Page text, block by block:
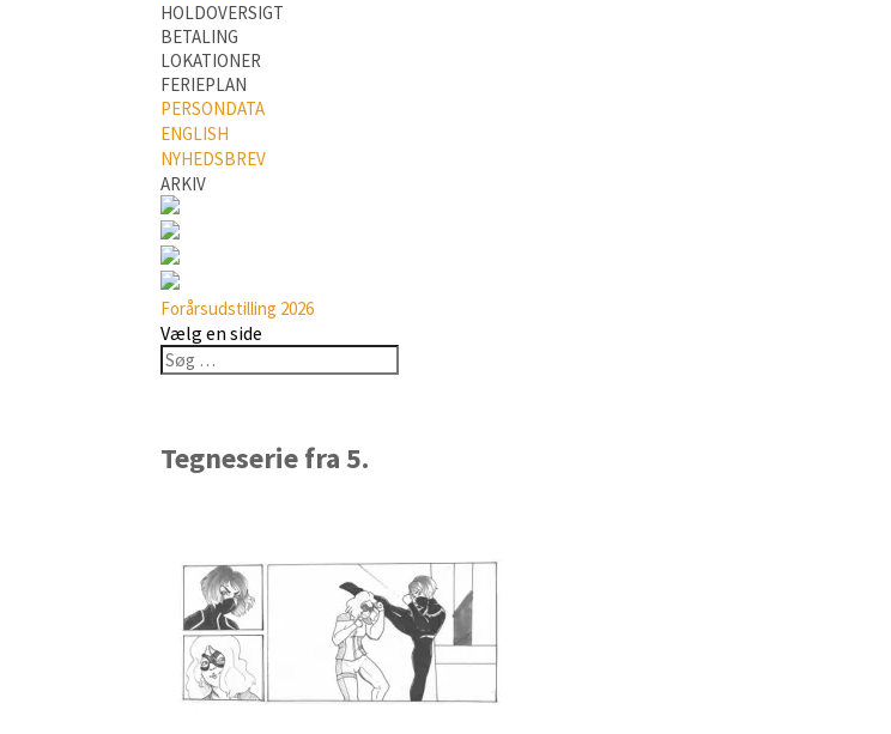
HOLDOVERSIGT
BETALING
LOKATIONER
FERIEPLAN
PERSONDATA
ENGLISH
NYHEDSBREV
ARKIV
Forårsudstilling 2026
Vælg en side
Tegneserie fra 5.